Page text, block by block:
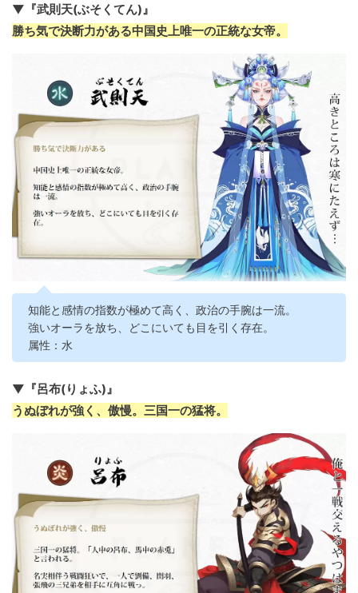
▼『武則天(ぶそくてん)』
勝ち気で決断力がある中国史上唯一の正統な女帝。
知能と感情の指数が極めて高く、政治の手腕は一流。
強いオーラを放ち、どこにいても目を引く存在。
属性：水
▼『呂布(りょふ)』
うぬぼれが強く、傲慢。三国一の猛将。